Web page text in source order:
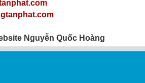
Nguyễn Quốc Hoàng